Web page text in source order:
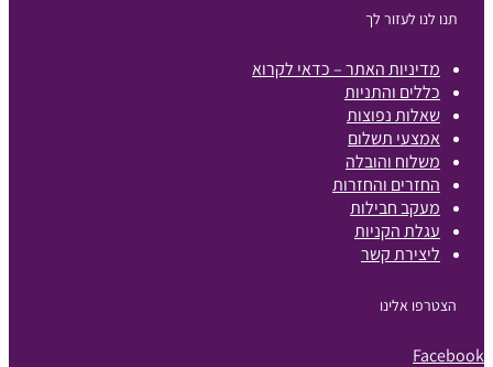
תנו לנו לעזור לך
מדיניות האתר – כדאי לקרוא
כללים והתניות
שאלות נפוצות
אמצעי תשלום
משלוח והובלה
החזרים והחזרות
מעקב חבילות
עגלת הקניות
ליצירת קשר
הצטרפו אלינו
Facebook